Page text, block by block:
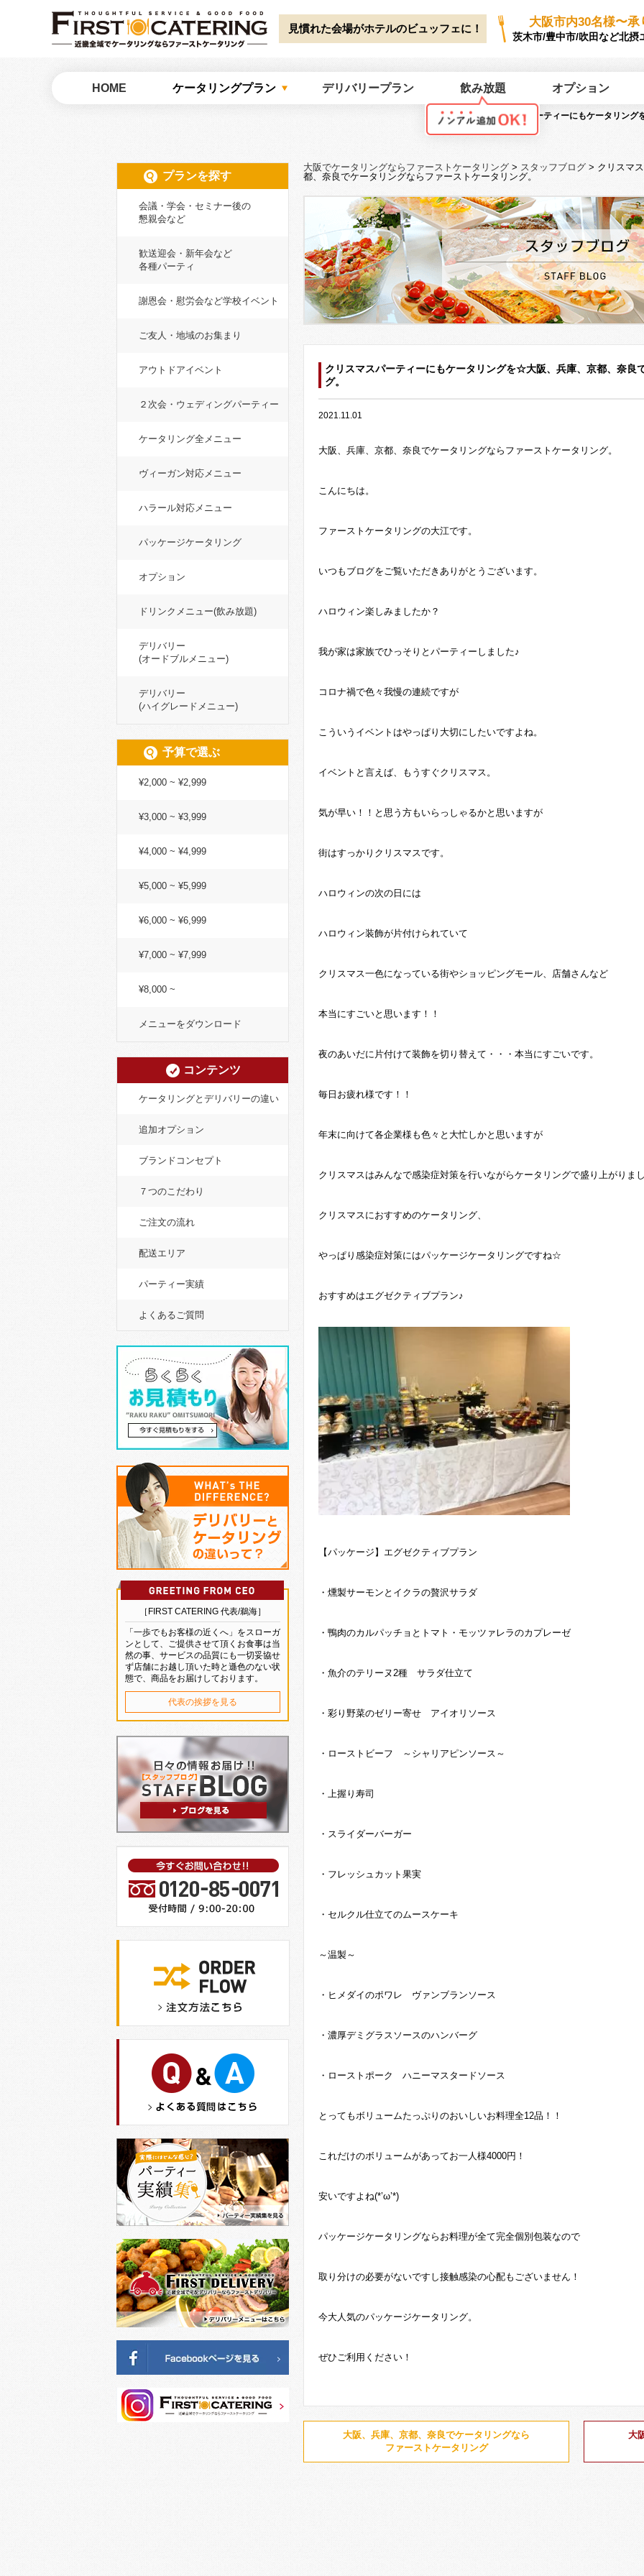
: Undefined array key "HTTP_ACCEPT_LANGUAGE" in /home/catwork/first-catering.jp/public_html/wp2025/wp-content/themes/first-
クリスマスパーティーにもケータリン
グ。
見慣れた会場がホテルのビュッフェに！ 大阪市内30名様〜承
茨木市/豊中市/吹田など北摂
HOME ケータリングプラン デリバリープラン 飲み放題 オプション
大阪でケータリングならファーストケータリング > スタッフブログ > クリスマ
都、奈良でケータリングならファーストケータリング。
クリスマスパーティーにもケータリングを☆大阪、兵庫、京都、奈良
グ。
2021.11.01
大阪、兵庫、京都、奈良でケータリングならファーストケータリング。
こんにちは。
ファーストケータリングの大江です。
いつもブログをご覧いただきありがとうございます。
ハロウィン楽しみましたか？
我が家は家族でひっそりとパーティーしました♪
コロナ禍で色々我慢の連続ですが
こういうイベントはやっぱり大切にしたいですよね。
イベントと言えば、もうすぐクリスマス。
気が早い！！と思う方もいらっしゃるかと思いますが
街はすっかりクリスマスです。
ハロウィンの次の日には
ハロウィン装飾が片付けられていて
クリスマス一色になっている街やショッピングモール、店舗さんなど
本当にすごいと思います！！
夜のあいだに片付けて装飾を切り替えて・・・本当にすごいです。
毎日お疲れ様です！！
年末に向けて各企業様も色々と大忙しかと思いますが
クリスマスはみんなで感染症対策を行いながらケータリングで盛り上がりま
クリスマスにおすすめのケータリング、
やっぱり感染症対策にはパッケージケータリングですね☆
おすすめはエグゼクティブプラン♪
【パッケージ】エグゼクティブプラン
・燻製サーモンとイクラの贅沢サラダ
・鴨肉のカルパッチョとトマト・モッツァレラのカプレーゼ
・魚介のテリーヌ2種 サラダ仕立て
・彩り野菜のゼリー寄せ アイオリソース
・ローストビーフ ～シャリアピンソース～
・上握り寿司
・スライダーバーガー
・フレッシュカット果実
・セルクル仕立てのムースケーキ
～温製～
・ヒメダイのポワレ ヴァンブランソース
・濃厚デミグラスソースのハンバーグ
・ローストポーク ハニーマスタードソース
とってもボリュームたっぷりのおいしいお料理全12品！！
これだけのボリュームがあってお一人様4000円！
安いですよね(*’ω’*)
パッケージケータリングならお料理が全て完全個別包装なので
取り分けの必要がないですし接触感染の心配もございません！
今大人気のパッケージケータリング。
ぜひご利用ください！
大阪、兵庫、京都、奈良でケータリングなら
ファーストケータリング
大
プランを探す
会議・学会・セミナー後の
懇親会など
歓送迎会・新年会など
各種パーティ
謝恩会・慰労会など学校イベント
ご友人・地域のお集まり
アウトドアイベント
２次会・ウェディングパーティー
ケータリング全メニュー
ヴィーガン対応メニュー
ハラール対応メニュー
パッケージケータリング
オプション
ドリンクメニュー(飲み放題)
デリバリー
(オードブルメニュー)
デリバリー
(ハイグレードメニュー)
予算で選ぶ
¥2,000 ~ ¥2,999
¥3,000 ~ ¥3,999
¥4,000 ~ ¥4,999
¥5,000 ~ ¥5,999
¥6,000 ~ ¥6,999
¥7,000 ~ ¥7,999
¥8,000 ~
メニューをダウンロード
コンテンツ
ケータリングとデリバリーの違い
追加オプション
ブランドコンセプト
７つのこだわり
ご注文の流れ
配送エリア
パーティー実績
よくあるご質問
［FIRST CATERING 代表/鵜海］
「一歩でもお客様の近くへ」をスローガ
ンとして、ご提供させて頂くお食事は当
然の事、サービスの品質にも一切妥協せ
ず店舗にお越し頂いた時と遜色のない状
態で、商品をお届けしております。
代表の挨拶を見る